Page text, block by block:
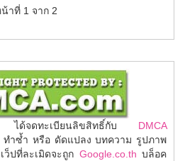
าที่ 1 จาก 2
ด้จดทะเบียนลิขสิทธิ์กับ DMCA
ทำซ้ำ หรือ ดัดแปลง บทความ รูปภาพ
ปที่ละเมิดจะถูก Google.co.th บล็อค